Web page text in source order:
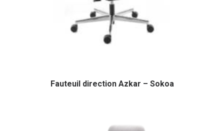
Fauteuil direction Azkar – Sokoa